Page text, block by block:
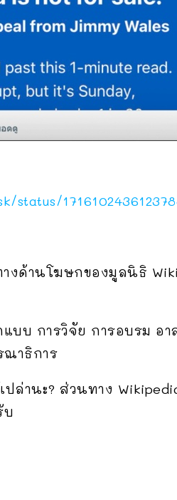
ด้านโฆษกของมูลนิธิ
บบ การวิจัย การอบรม อ
าธิการ
ปล่านะ? ส่วนทาง
บ